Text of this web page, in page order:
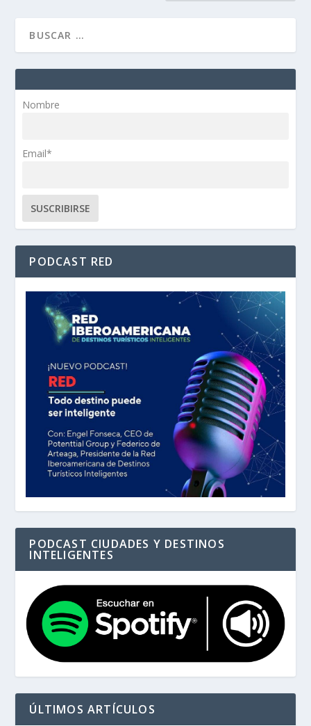
Nombre
Email*
PODCAST RED
PODCAST CIUDADES Y DESTINOS
INTELIGENTES
ÚLTIMOS ARTÍCULOS